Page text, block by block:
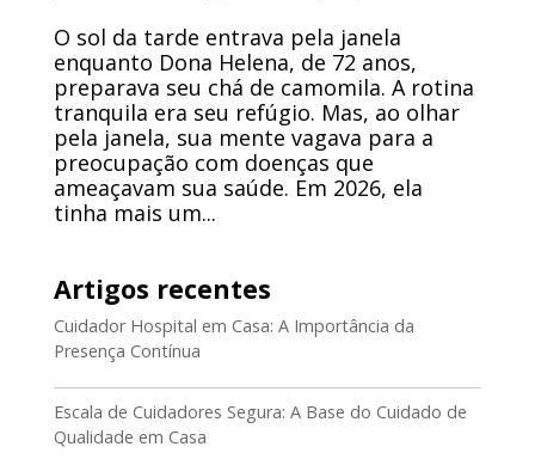
O sol da tarde entrava pela janela
enquanto Dona Helena, de 72 anos,
preparava seu chá de camomila. A rotina
tranquila era seu refúgio. Mas, ao olhar
pela janela, sua mente vagava para a
preocupação com doenças que
ameaçavam sua saúde. Em 2026, ela
tinha mais um...
Artigos recentes
Cuidador Hospital em Casa: A Importância da
Presença Contínua
Escala de Cuidadores Segura: A Base do Cuidado de
Qualidade em Casa